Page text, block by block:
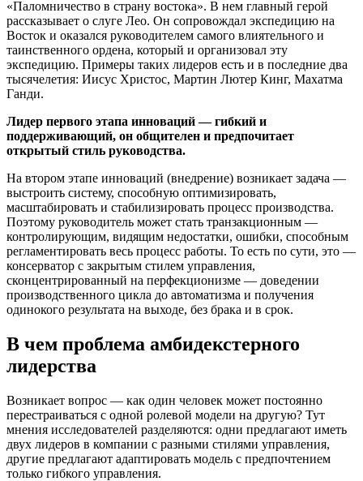
«Паломничество в страну востока». В нем главный герой
рассказывает о слуге Лео. Он сопровождал экспедицию на
Восток и оказался руководителем самого влиятельного и
таинственного ордена, который и организовал эту
экспедицию. Примеры таких лидеров есть и в последние два
тысячелетия: Иисус Христос, Мартин Лютер Кинг, Махатма
Ганди.
Лидер первого этапа инноваций — гибкий и
поддерживающий, он общителен и предпочитает
открытый стиль руководства.
На втором этапе инноваций (внедрение) возникает задача —
выстроить систему, способную оптимизировать,
масштабировать и стабилизировать процесс производства.
Поэтому руководитель может стать транзакционным —
контролирующим, видящим недостатки, ошибки, способным
регламентировать весь процесс работы. То есть по сути, это —
консерватор с закрытым стилем управления,
сконцентрированный на перфекционизме — доведении
производственного цикла до автоматизма и получения
одинокого результата на выходе, без брака и в срок.
В чем проблема амбидекстерного
лидерства
Возникает вопрос — как один человек может постоянно
перестраиваться с одной ролевой модели на другую? Тут
мнения исследователей разделяются: одни предлагают иметь
двух лидеров в компании с разными стилями управления,
другие предлагают адаптировать модель с предпочтением
только гибкого управления.